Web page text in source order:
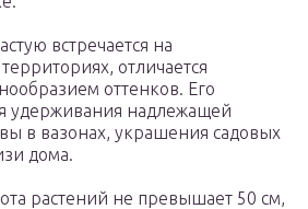
встречается на
отличается
оттенков. Его
удерживания надлежащей
в вазонах, украшения садовых
дома.
растений не превышает 50 см,